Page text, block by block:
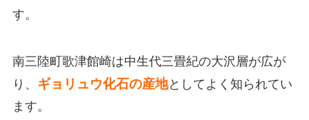
す。
南三陸町歌津館崎は中生代三畳紀の大沢層が広が
り、 ギョリュウ化石の産地としてよく知られてい
ます。